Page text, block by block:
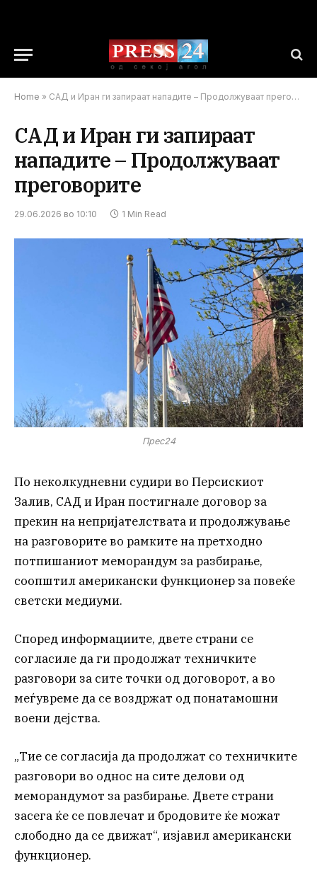
Home » САД и Иран ги запираат нападите – Продолжуваат преговорите
САД и Иран ги запираат
нападите – Продолжуваат
преговорите
29.06.2026 во 10:10 1 Min Read
Прес24
По неколкудневни судири во Персискиот
Залив, САД и Иран постигнале договор за
прекин на непријателствата и продолжување
на разговорите во рамките на претходно
потпишаниот меморандум за разбирање,
соопштил американски функционер за повеќе
светски медиуми.
Според информациите, двете страни се
согласиле да ги продолжат техничките
разговори за сите точки од договорот, а во
меѓувреме да се воздржат од понатамошни
воени дејства.
„Тие се согласија да продолжат со техничките
разговори во однос на сите делови од
меморандумот за разбирање. Двете страни
засега ќе се повлечат и бродовите ќе можат
слободно да се движат“, изјавил американски
функционер.